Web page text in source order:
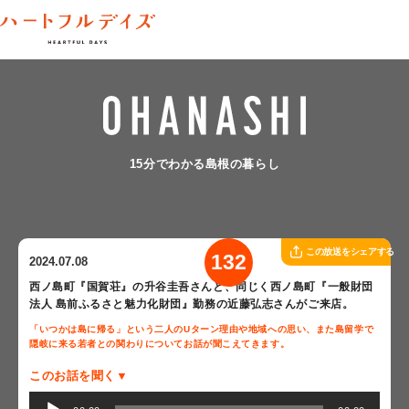
15分でわかる島根の暮らし
132 この放送をシェアする
2024.07.08
西ノ島町『国賀荘』の升谷圭吾さんと、同じく西ノ島町『一般財団
法人 島前ふるさと魅力化財団』勤務の近藤弘志さんがご来店。
「いつかは島に帰る」という二人のUターン理由や地域への思い、また島留学で
隠岐に来る若者との関わりについてお話が聞こえてきます。
このお話を聞く▼